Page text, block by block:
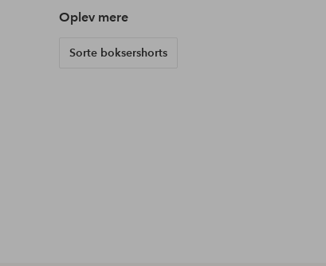
Oplev mere
Sorte boksershorts